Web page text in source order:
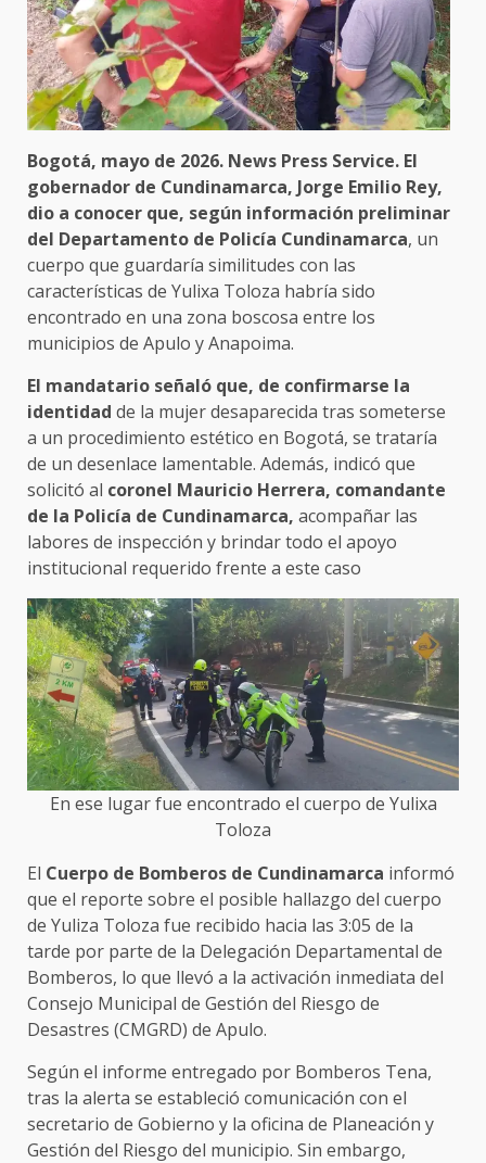
Bogotá, mayo de 2026. News Press Service. El
gobernador de Cundinamarca, Jorge Emilio Rey,
dio a conocer que, según información preliminar
del Departamento de Policía Cundinamarca, un
cuerpo que guardaría similitudes con las
características de Yulixa Toloza habría sido
encontrado en una zona boscosa entre los
municipios de Apulo y Anapoima.
El mandatario señaló que, de confirmarse la
identidad de la mujer desaparecida tras someterse
a un procedimiento estético en Bogotá, se trataría
de un desenlace lamentable. Además, indicó que
solicitó al coronel Mauricio Herrera, comandante
de la Policía de Cundinamarca, acompañar las
labores de inspección y brindar todo el apoyo
institucional requerido frente a este caso
En ese lugar fue encontrado el cuerpo de Yulixa
Toloza
El Cuerpo de Bomberos de Cundinamarca informó
que el reporte sobre el posible hallazgo del cuerpo
de Yuliza Toloza fue recibido hacia las 3:05 de la
tarde por parte de la Delegación Departamental de
Bomberos, lo que llevó a la activación inmediata del
Consejo Municipal de Gestión del Riesgo de
Desastres (CMGRD) de Apulo.
Según el informe entregado por Bomberos Tena,
tras la alerta se estableció comunicación con el
secretario de Gobierno y la oficina de Planeación y
Gestión del Riesgo del municipio. Sin embargo,